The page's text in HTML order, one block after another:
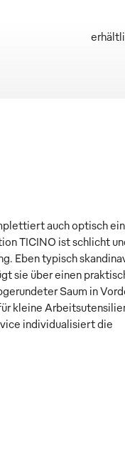
auch optisch
TICINO ist schlicht
Eben typisch
sie über einen
Saum in
kleine
individualisiert die